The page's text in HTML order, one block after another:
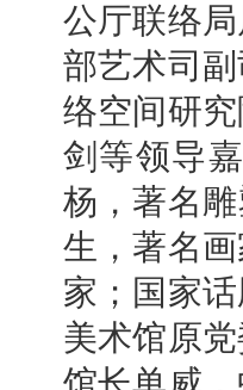
公厅联络
部艺术司
络空间研
剑等领导
杨，著名
生，著名
家；国家
美术馆原